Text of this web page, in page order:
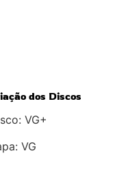
dos Discos
VG+
VG